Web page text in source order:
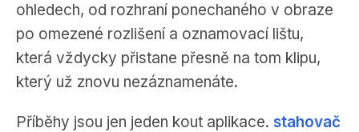
ohledech, od rozhraní ponechaného v obraze
po omezené rozlišení a oznamovací lištu,
která vždycky přistane přesně na tom klipu,
který už znovu nezáznamenáte.
Příběhy jsou jen jeden kout aplikace. stahovač